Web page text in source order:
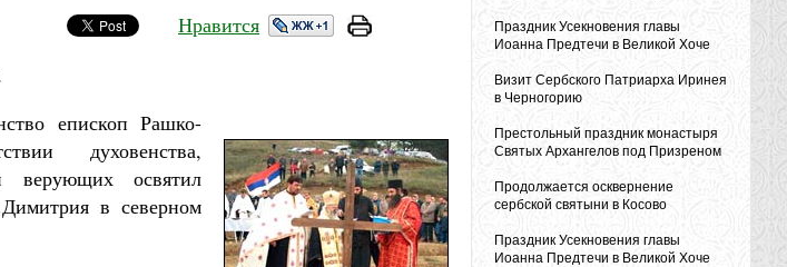
Нравится
епископ Рашко-
духовенства,
верующих освятил
в северном
Праздник Усекновения главы
Иоанна Предтечи в Великой Хоче
Визит Сербского Патриарха Иринея
в Черногорию
Престольный праздник монастыря
Святых Архангелов под Призреном
Продолжается осквернение
сербской святыни в Косово
Праздник Усекновения главы
Иоанна Предтечи в Великой Хоче